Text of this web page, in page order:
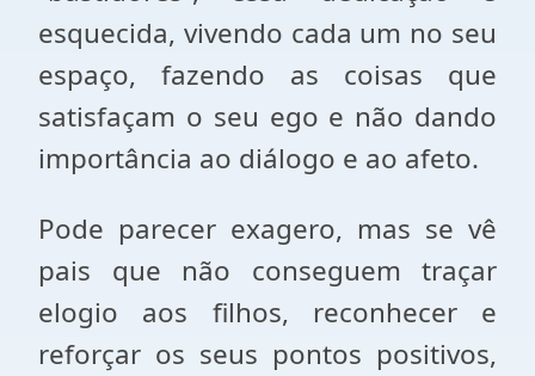
esquecida, vivendo cada um no seu
espaço, fazendo as coisas que
satisfaçam o seu ego e não dando
importância ao diálogo e ao afeto.
Pode parecer exagero, mas se vê
pais que não conseguem traçar
elogio aos filhos, reconhecer e
reforçar os seus pontos positivos,